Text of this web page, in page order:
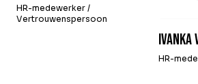
HR-medewerker /
Vertrouwenspersoon
Ivanka
HR-